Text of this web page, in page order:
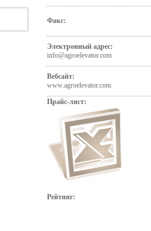
Факс:
Электронный адрес:
info@agroelevator.com
Вебсайт:
www.agroelevator.com
Прайс-лист:
Рейтинг: